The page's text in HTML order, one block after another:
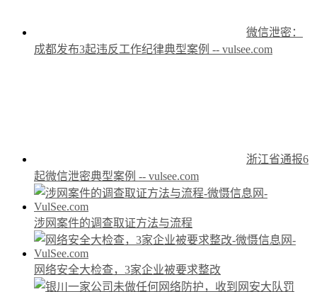
微信泄密：
成都发布3起违反工作纪律典型案例 -- vulsee.com
浙江省通报6
起微信泄密典型案例 -- vulsee.com
涉网案件的调查取证方法与流程
网络安全大检查，3家企业被要求整改